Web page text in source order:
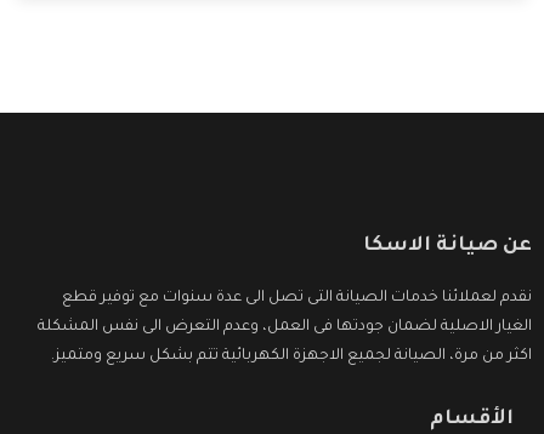
عن صيانة الاسكا
نقدم لعملائنا خدمات الصيانة التى تصل الى عدة سنوات مع توفير قطع
الغيار الاصلية لضمان جودتها فى العمل، وعدم التعرض الى نفس المشكلة
اكثر من مرة، الصيانة لجميع الاجهزة الكهربائية تتم بشكل سريع ومتميز.
الأقسام